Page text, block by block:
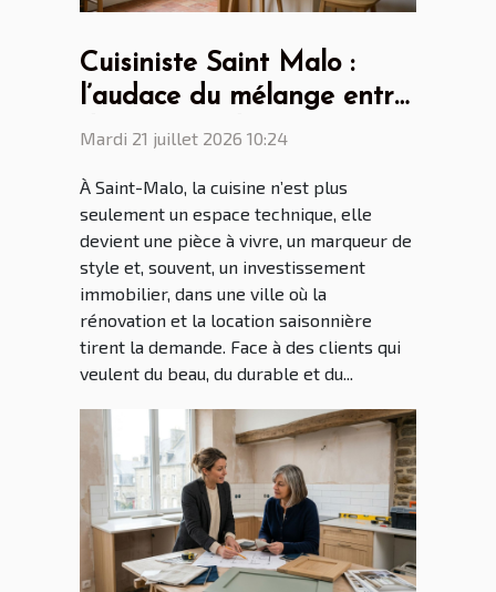
Cuisiniste Saint Malo :
l’audace du mélange entre
design scandinave et
Mardi 21 juillet 2026 10:24
À Saint-Malo, la cuisine n’est plus
seulement un espace technique, elle
devient une pièce à vivre, un marqueur de
style et, souvent, un investissement
immobilier, dans une ville où la
rénovation et la location saisonnière
tirent la demande. Face à des clients qui
veulent du beau, du durable et du...